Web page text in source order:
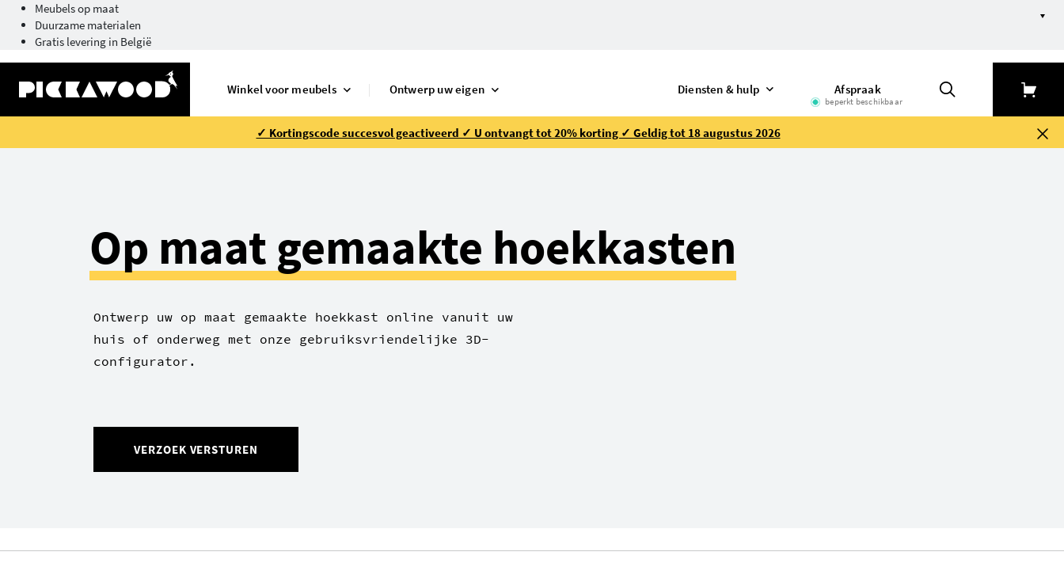
Meubels op maat
Duurzame materialen
Gratis levering in België
Winkel voor meubels Ontwerp uw eigen Diensten & hulp Afspraak
beperkt beschikbaar
✓ Kortingscode succesvol geactiveerd ✓ U ontvangt tot 20% korting ✓ Geldig tot 18 augustus 2026
Op maat gemaakte hoekkasten
Ontwerp uw op maat gemaakte hoekkast online vanuit uw
huis of onderweg met onze gebruiksvriendelijke 3D-
configurator.
VERZOEK VERSTUREN